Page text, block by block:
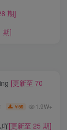
期]
期]
[更新至 70
￥59 1.9W+
[更新至 25 期]
期]
期]
鉴
龙娘
黑黑麦
兔子
黑金